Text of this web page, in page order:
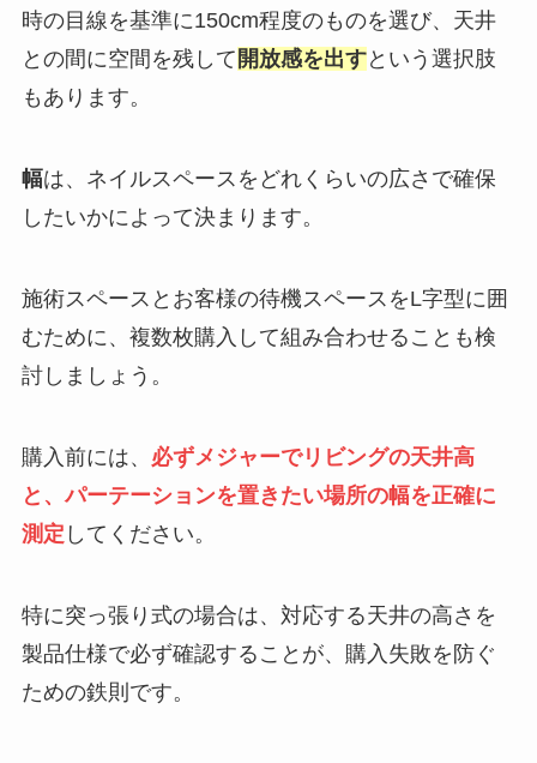
時の目線を基準に150cm程度のものを選び、天井
との間に空間を残して 開放感を出すという選択肢
もあります。
幅は、ネイルスペースをどれくらいの広さで確保
したいかによって決まります。
施術スペースとお客様の待機スペースをL字型に囲
むために、複数枚購入して組み合わせることも検
討しましょう。
購入前には、 必ずメジャーでリビングの天井高
と、パーテーションを置きたい場所の幅を正確に
測定 してください。
特に突っ張り式の場合は、対応する天井の高さを
製品仕様で必ず確認することが、購入失敗を防ぐ
ための鉄則です。